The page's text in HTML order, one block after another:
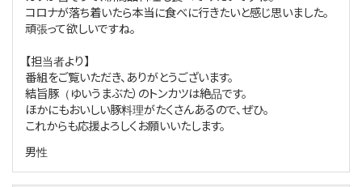
コロナが落ち着いたら本当に食べに行きたいと感じ思いました。
頑張って欲しいですね。
【担当者より】
番組をご覧いただき、ありがとうございます。
結旨豚（ゆいうまぶた）のトンカツは絶品です。
ほかにもおいしい豚料理がたくさんあるので、ぜひ。
これからも応援よろしくお願いいたします。
男性